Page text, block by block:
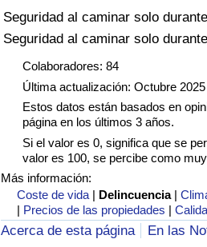
Seguridad al caminar solo
Seguridad al caminar solo
Colaboradores: 84
Última actualización: Octubre 2025
Estos datos están basados en
página en los últimos 3 años.
Si el valor es 0, significa que se
valor es 100, se percibe como
Más información:
Coste de vida | Delincuencia |
| Precios de las propiedades |
Acerca de esta página
En las
Índice de Tráfico por País